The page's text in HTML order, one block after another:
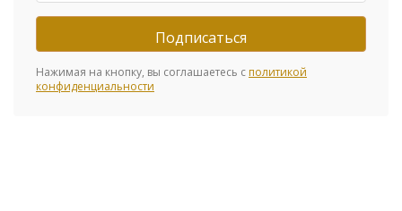
Нажимая на кнопку, вы соглашаетесь с политикой
конфиденциальности